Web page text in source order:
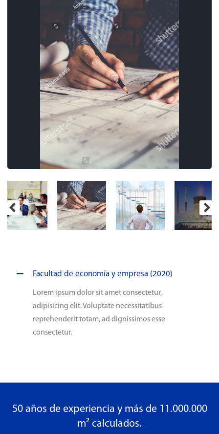
Facultad de economía y empresa (2020)
Lorem ipsum dolor sit amet consectetur,
adipisicing elit. Voluptate necessitatibus
reprehenderit totam, ad dignissimos esse
consectetur.
50 años de experiencia y más de 11.000.000
m² calculados.